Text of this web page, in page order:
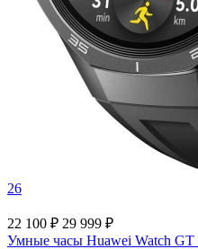
26
22 100 ₽ 29 999 ₽
Умные часы Huawei Watch